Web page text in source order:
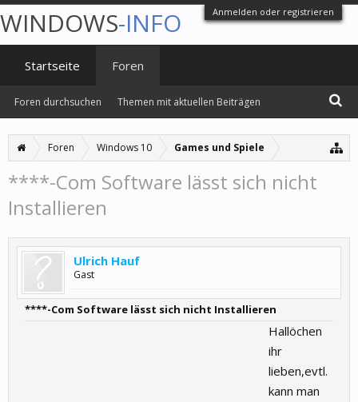
Anmelden oder registrieren
Foren Windows 10 Games und Spiele
****-Com Software lässt sich nicht
Installieren
Ulrich Hauf
Gast
****-Com Software lässt sich nicht Installieren
Hallöchen
ihr
lieben,evtl.
kann man
WINDOWS-INFO
Startseite Foren
Foren durchsuchen Themen mit aktuellen Beiträgen